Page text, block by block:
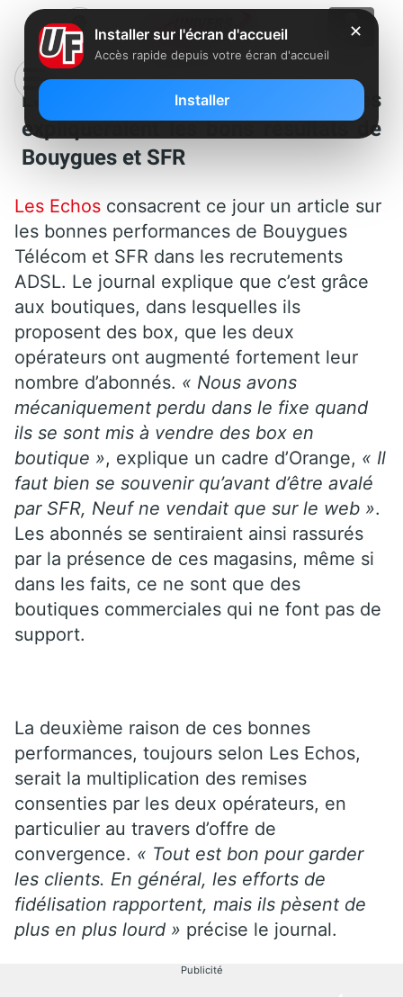
Les boutiques et les remises
expliqueraient les bons résultats de
Bouygues et SFR
Les Echos consacrent ce jour un article sur
les bonnes performances de Bouygues
Télécom et SFR dans les recrutements
ADSL. Le journal explique que c’est grâce
aux boutiques, dans lesquelles ils
proposent des box, que les deux
opérateurs ont augmenté fortement leur
nombre d’abonnés. « Nous avons
mécaniquement perdu dans le fixe quand
ils se sont mis à vendre des box en
boutique », explique un cadre d’Orange, « Il
faut bien se souvenir qu’avant d’être avalé
par SFR, Neuf ne vendait que sur le web ».
Les abonnés se sentiraient ainsi rassurés
par la présence de ces magasins, même si
dans les faits, ce ne sont que des
boutiques commerciales qui ne font pas de
support.
La deuxième raison de ces bonnes
performances, toujours selon Les Echos,
serait la multiplication des remises
consenties par les deux opérateurs, en
particulier au travers d’offre de
convergence. « Tout est bon pour garder
les clients. En général, les efforts de
fidélisation rapportent, mais ils pèsent de
plus en plus lourd » précise le journal.
Publicité
✕
Installer sur l'écran d'accueil
Accès rapide depuis votre écran d'accueil
Installer